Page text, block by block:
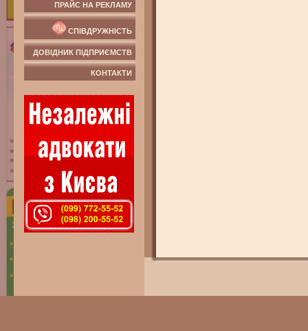
ПРАЙС НА РЕКЛАМУ
СПІВДРУЖНІСТЬ
ДОВІДНИК ПІДПРИЄМСТВ
КОНТАКТИ